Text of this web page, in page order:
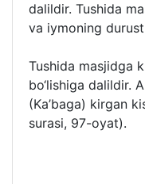
dalildir. Tushida
va iymoning
Tushida masjidga
bo‘lishiga dalildir.
(Ka’baga) kirgan
surasi, 97-oyat).